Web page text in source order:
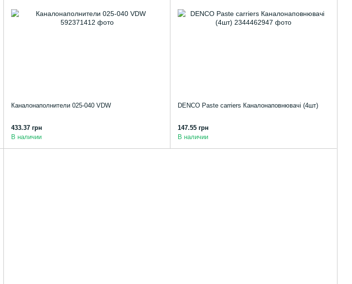
Каналонаполнители 025-040 VDW
433.37 грн
В наличии
DENCO Paste carriers Каналонаповнювачі (4шт)
147.55 грн
В наличии